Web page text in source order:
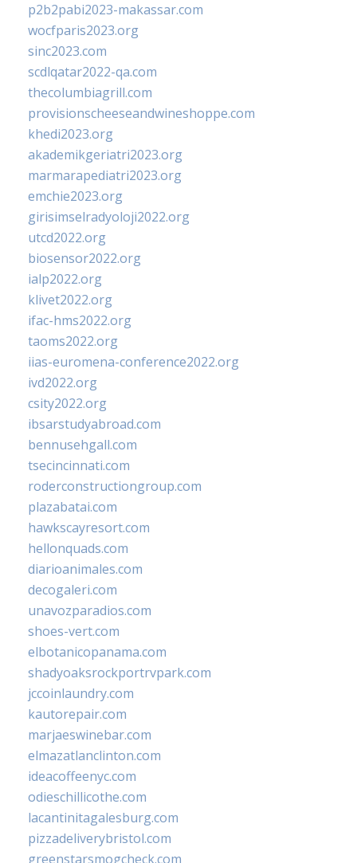
p2b2pabi2023-makassar.com
wocfparis2023.org
sinc2023.com
scdlqatar2022-qa.com
thecolumbiagrill.com
provisionscheeseandwineshoppe.com
khedi2023.org
akademikgeriatri2023.org
marmarapediatri2023.org
emchie2023.org
girisimselradyoloji2022.org
utcd2022.org
biosensor2022.org
ialp2022.org
klivet2022.org
ifac-hms2022.org
taoms2022.org
iias-euromena-conference2022.org
ivd2022.org
csity2022.org
ibsarstudyabroad.com
bennusehgall.com
tsecincinnati.com
roderconstructiongroup.com
plazabatai.com
hawkscayresort.com
hellonquads.com
diarioanimales.com
decogaleri.com
unavozparadios.com
shoes-vert.com
elbotanicopanama.com
shadyoaksrockportrvpark.com
jccoinlaundry.com
kautorepair.com
marjaeswinebar.com
elmazatlanclinton.com
ideacoffeenyc.com
odieschillicothe.com
lacantinitagalesburg.com
pizzadeliverybristol.com
greenstarsmogcheck.com